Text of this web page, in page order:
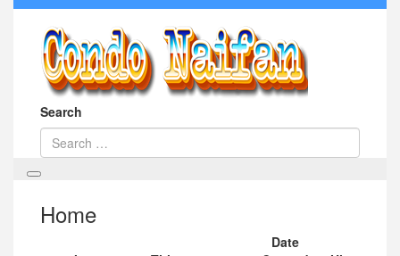
Search
Home
Date